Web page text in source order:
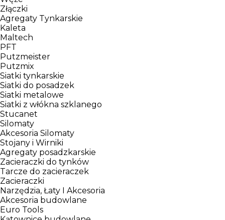
Złączki
Agregaty Tynkarskie
Kaleta
Maltech
PFT
Putzmeister
Putzmix
Siatki tynkarskie
Siatki do posadzek
Siatki metalowe
Siatki z włókna szklanego
Stucanet
Silomaty
Akcesoria Silomaty
Stojany i Wirniki
Agregaty posadzkarskie
Zacieraczki do tynków
Tarcze do zacieraczek
Zacieraczki
Narzędzia, Łaty I Akcesoria
Akcesoria budowlane
Euro Tools